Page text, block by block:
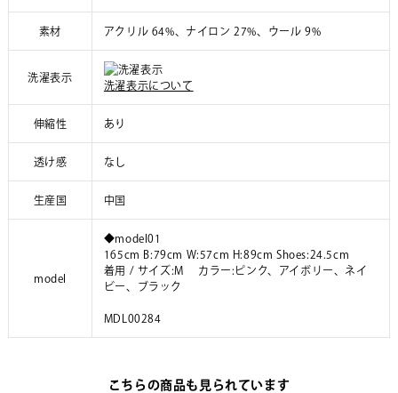
素材 アクリル 64%、ナイロン 27%、ウール 9%
洗濯表示
洗濯表示について
伸縮性 あり
透け感 なし
生産国 中国
model
◆model01
165cm B:79cm W:57cm H:89cm Shoes:24.5cm
着用 / サイズ:M カラー:ピンク、アイボリー、ネイ
ビー、ブラック
MDL00284
こちらの商品も見られています